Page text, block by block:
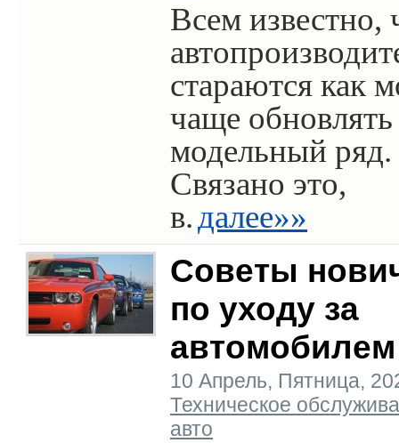
Всем известно,
стараются как
чаще
модельный ряд.
Связано это,
в.далее»»
Советы
по уходу за
автомобилем
10 Апрель, Пятница,
Техническое
авто